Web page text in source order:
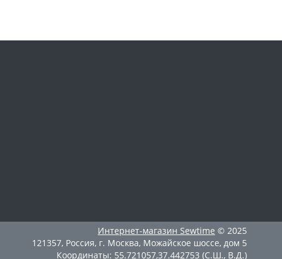
Интернет-магазин Sewtime © 2025
121357, Россия, г. Москва, Можайское шоссе, дом 5
Координаты: 55.721057,37.442753 (С.Ш., В.Д.)